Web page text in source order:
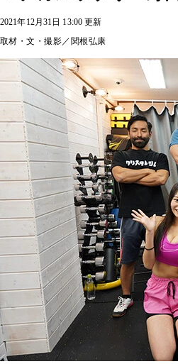
2021年12月31日 13:00 更新
取材・文・撮影／関根弘康